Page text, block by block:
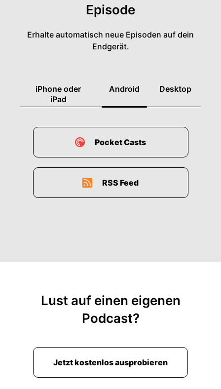
Episode
Erhalte automatisch neue Episoden auf dein
Endgerät.
iPhone oder
iPad
Android Desktop
Pocket Casts
RSS Feed
Lust auf einen eigenen
Podcast?
Jetzt kostenlos ausprobieren